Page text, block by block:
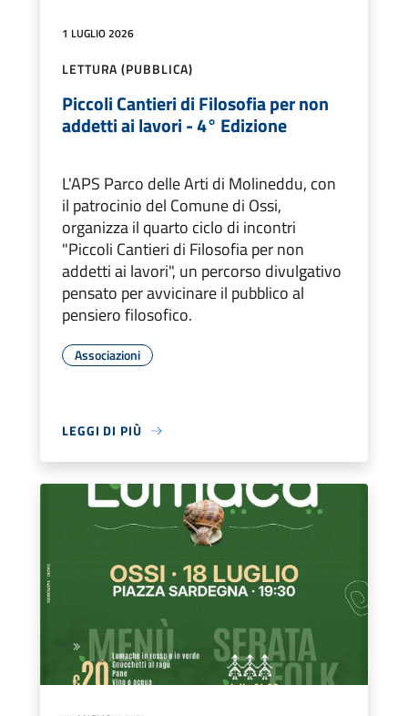
1 LUGLIO 2026
LETTURA (PUBBLICA)
Piccoli Cantieri di Filosofia per non
addetti ai lavori - 4° Edizione
L'APS Parco delle Arti di Molineddu, con
il patrocinio del Comune di Ossi,
organizza il quarto ciclo di incontri
"Piccoli Cantieri di Filosofia per non
addetti ai lavori", un percorso divulgativo
pensato per avvicinare il pubblico al
pensiero filosofico.
Associazioni
LEGGI DI PIÙ